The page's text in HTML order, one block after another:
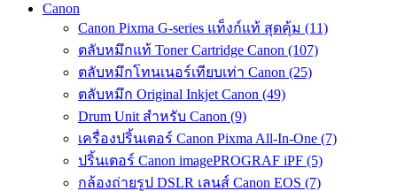
Canon
Canon Pixma G-series แท็งก์แท้ สุดคุ้ม (11)
ตลับหมึกแท้ Toner Cartridge Canon (107)
ตลับหมึกโทนเนอร์เทียบเท่า Canon (25)
ตลับหมึก Original Inkjet Canon (49)
Drum Unit สำหรับ Canon (9)
เครื่องปริ้นเตอร์ Canon Pixma All-In-One (7)
ปริ้นเตอร์ Canon imagePROGRAF iPF (5)
กล้องถ่ายรูป DSLR เลนส์ Canon EOS (7)